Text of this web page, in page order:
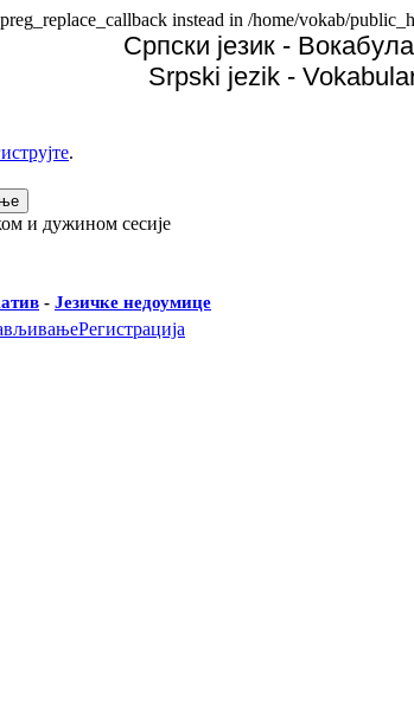
instead in /home/vokab/
Српски језик -
Srpski jezik -
.
и дужином сесије
- Језичке недоумице
Регистрација